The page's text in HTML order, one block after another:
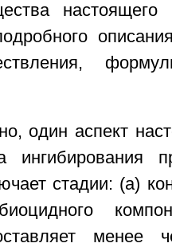
настоящего
один аспект
ингибирования
стадии: (а)
менее